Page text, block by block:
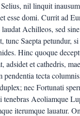
nil linquit
esse domi. Currit ad
Achilleos, sed
tunc Saepta petundur,
Hinc quoque
adsidet et cathedris,
pendentia tecta
nec Fortunati
tenebras Aeoliamque
iterumque lauatur.